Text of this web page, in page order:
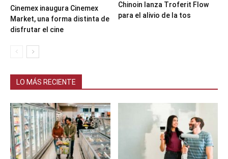
Cinemex inaugura Cinemex
Market, una forma distinta de
disfrutar el cine
Chinoin lanza Troferit Flow
para el alivio de la tos
LO MÁS RECIENTE